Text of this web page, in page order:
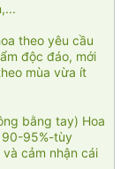
theo yêu cầu
độc đáo, mới
mùa vừa ít
bằng tay) Hoa
90-95%-tùy
cảm nhận cái